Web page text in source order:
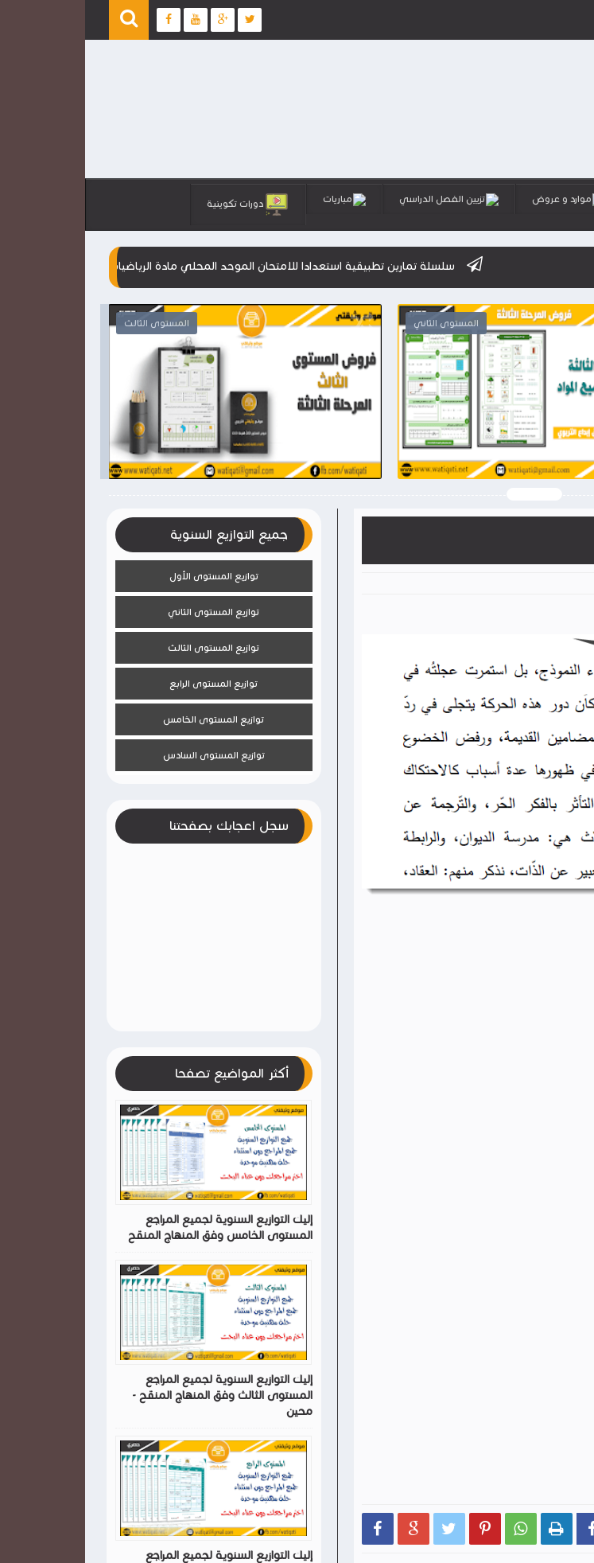
موارد و عروض تزيين الفصل الدراسي مباريات دورات تكوينية
سلسلة تمارين تطبيقية استعدادا للامتحان الموحد المحلي مادة الرياضيات مقترحات جديدة للامتحانات
المستوى الثالث
2026-03-28
وثيقتي
شاهد الموضوع
المستوى الثاني
شاهد الموضوع
     
جميع التوازيع السنوية
توازيع المستوى الأول
توازيع المستوى الثاني
توازيع المستوى الثالث
توازيع المستوى الرابع
توازيع المستوى الخامس
توازيع المستوى السادس
سجل اعجابك بصفحتنا
أكثر المواضيع تصفحا
إليك التوازيع السنوية لجميع المراجع
المستوى الخامس وفق المنهاج المنقح
إليك التوازيع السنوية لجميع المراجع
المستوى الثالث وفق المنهاج المنقح -
محين
إليك التوازيع السنوية لجميع المراجع